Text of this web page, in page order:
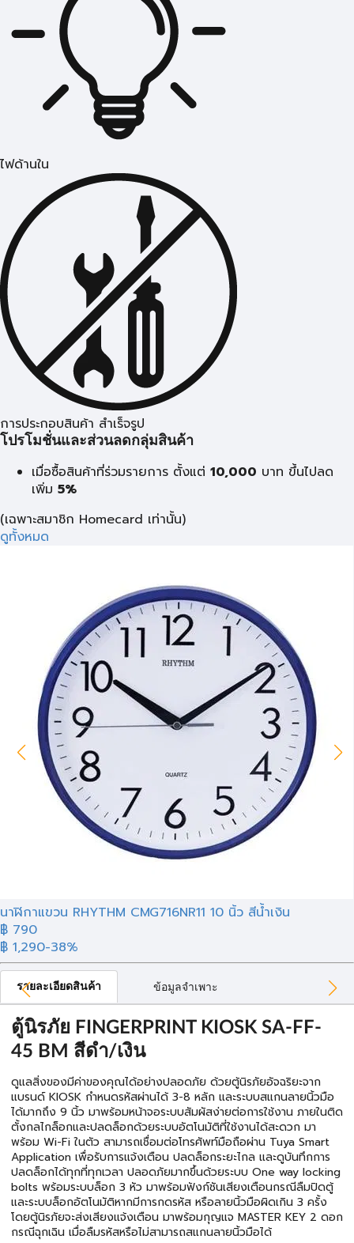
ไฟด้านใน
การประกอบสินค้า สำเร็จรูป
โปรโมชั่นและส่วนลดกลุ่มสินค้า
เมื่อซื้อสินค้าที่ร่วมรายการ ตั้งแต่ 10,000 บาท ขึ้นไปลด
เพิ่ม 5%
(เฉพาะสมาชิก Homecard เท่านั้น)
ดูทั้งหมด
นาฬิกาแขวน RHYTHM CMG716NR11 10 นิ้ว สีน้ำเงิน
฿ 790
฿ 1,290-38%
รายละเอียดสินค้า ข้อมูลจำเพาะ
ตู้นิรภัย FINGERPRINT KIOSK SA-FF-
45 BM สีดำ/เงิน
ดูแลสิ่งของมีค่าของคุณได้อย่างปลอดภัย ด้วยตู้นิรภัยอัจฉริยะจาก
แบรนด์ KIOSK กำหนดรหัสผ่านได้ 3-8 หลัก และระบบสแกนลายนิ้วมือ
ได้มากถึง 9 นิ้ว มาพร้อมหน้าจอระบบสัมผัสง่ายต่อการใช้งาน ภายในติด
ตั้งกลไกล็อกและปลดล็อกด้วยระบบอัตโนมัติที่ใช้งานได้สะดวก มา
พร้อม Wi-Fi ในตัว สามารถเชื่อมต่อโทรศัพท์มือถือผ่าน Tuya Smart
Application เพื่อรับการแจ้งเตือน ปลดล็อกระยะไกล และดูบันทึกการ
ปลดล็อกได้ทุกที่ทุกเวลา ปลอดภัยมากขึ้นด้วยระบบ One way locking
bolts พร้อมระบบล็อก 3 หัว มาพร้อมฟังก์ชันเสียงเตือนกรณีลืมปิดตู้
และระบบล็อกอัตโนมัติหากมีการกดรหัส หรือลายนิ้วมือผิดเกิน 3 ครั้ง
โดยตู้นิรภัยจะส่งเสียงแจ้งเตือน มาพร้อมกุญแจ MASTER KEY 2 ดอก
กรณีฉุกเฉิน เมื่อลืมรหัสหรือไม่สามารถสแกนลายนิ้วมือได้